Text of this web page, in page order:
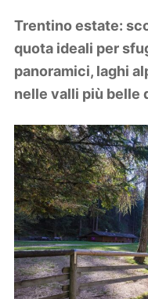
Viaggi
Zodiaco
Trentino estate:
quota ideali per
panoramici, laghi
nelle valli più belle